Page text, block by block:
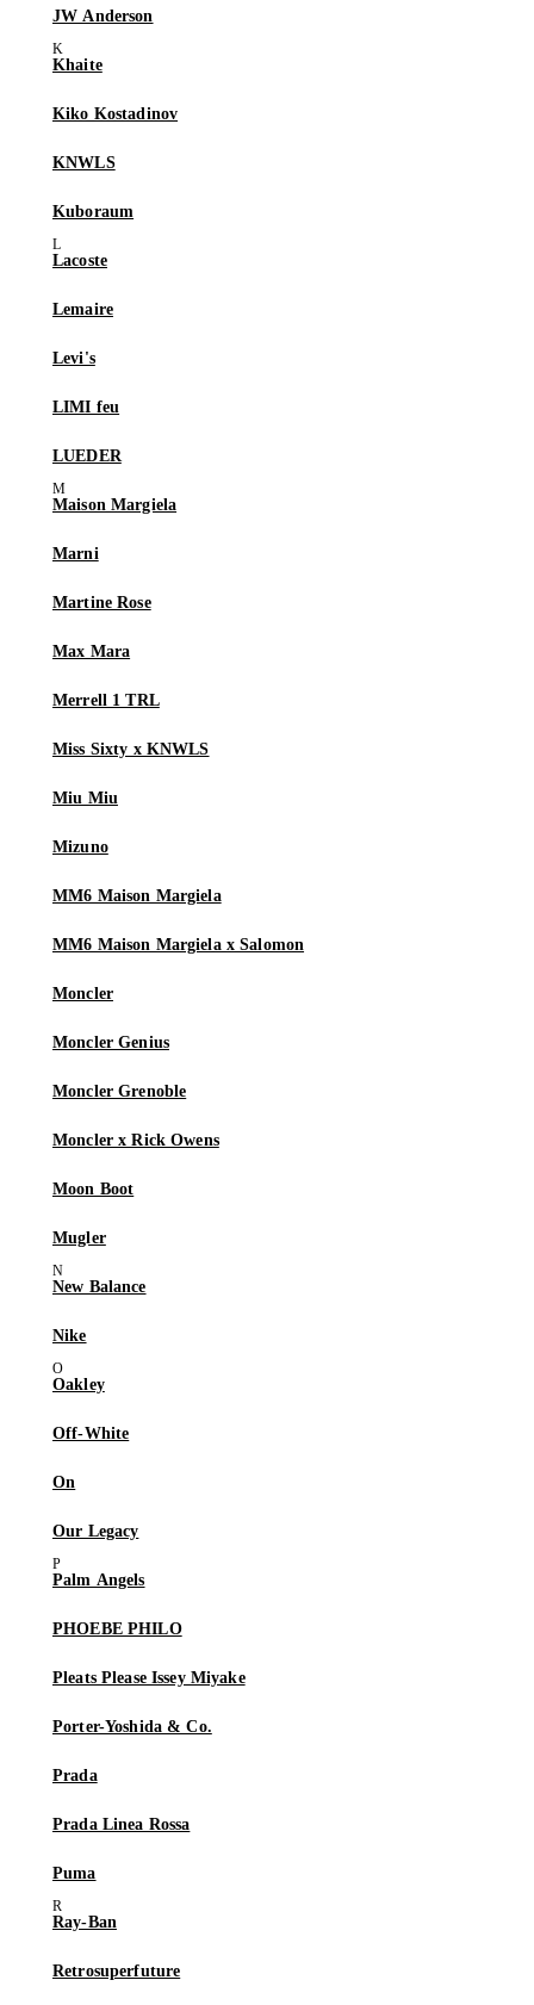
JW Anderson
Khaite
Kiko Kostadinov
KNWLS
Kuboraum
Lacoste
Lemaire
Levi's
LIMI feu
LUEDER
Maison Margiela
Marni
Martine Rose
Max Mara
Merrell 1 TRL
Miss Sixty x KNWLS
Miu Miu
Mizuno
MM6 Maison Margiela
MM6 Maison Margiela x Salomon
Moncler
Moncler Genius
Moncler Grenoble
Moncler x Rick Owens
Moon Boot
Mugler
New Balance
Nike
Oakley
Off-White
On
Our Legacy
Palm Angels
PHOEBE PHILO
Pleats Please Issey Miyake
Porter-Yoshida & Co.
Prada
Prada Linea Rossa
Puma
Ray-Ban
Retrosuperfuture